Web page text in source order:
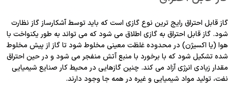
گاز قابل احتراق رایج ترین نوع گازی است که باید توسط آشکارساز گاز نظارت
شود. گاز قابل احتراق به گازی اطلاق می شود که می تواند به طور یکنواخت با
هوا (یا اکسیژن) در محدوده غلظت معینی مخلوط شود تا گاز از پیش مخلوط
شده تشکیل شود که با برخورد با منبع آتش منفجر می شود و در حین احتراق
مقدار زیادی انرژی آزاد می کند. چنین گازهایی در محیط کار صنایع شیمیایی
نفت، تولید مواد شیمیایی و غیره در همه جا وجود دارند.